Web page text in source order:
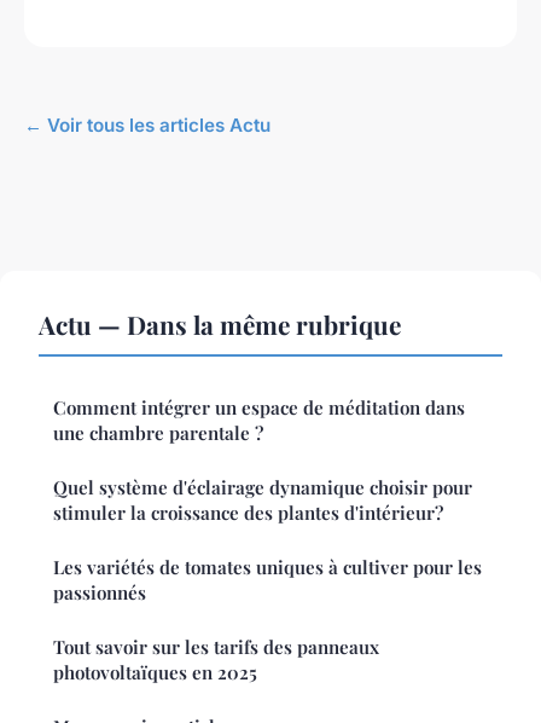
← Voir tous les articles Actu
Actu — Dans la même rubrique
Comment intégrer un espace de méditation dans
une chambre parentale ?
Quel système d'éclairage dynamique choisir pour
stimuler la croissance des plantes d'intérieur?
Les variétés de tomates uniques à cultiver pour les
passionnés
Tout savoir sur les tarifs des panneaux
photovoltaïques en 2025